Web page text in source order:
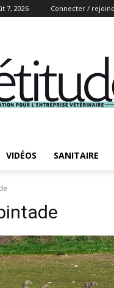
7, 2026 Connecter /
VIDÉOS SANITAIRE